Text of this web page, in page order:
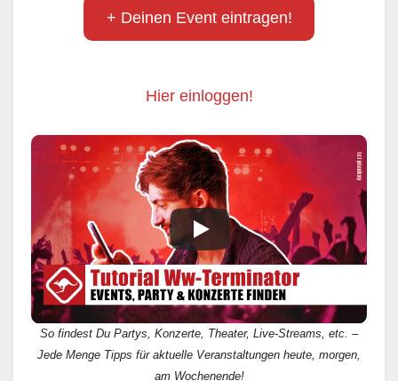
+ Deinen Event eintragen!
Hier einloggen!
So findest Du Partys, Konzerte, Theater, Live-Streams, etc. –
Jede Menge Tipps für aktuelle Veranstaltungen heute, morgen,
am Wochenende!